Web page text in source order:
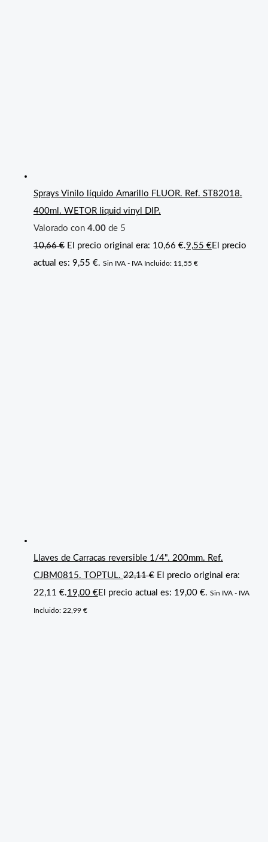
Sprays Vinilo líquido Amarillo FLUOR. Ref. ST82018.
400ml. WETOR liquid vinyl DIP.
Valorado con 4.00de 5
10,66€ El precio original era: 10,66 €.9,55 €El precio
actual es: 9,55 €. Sin IVA - IVA Incluido: 11,55 €
Llaves de Carracas reversible 1/4". 200mm. Ref.
CJBM0815. TOPTUL. 22,11€ El precio original era:
22,11 €.19,00 €El precio actual es: 19,00 €. Sin IVA - IVA
Incluido: 22,99 €